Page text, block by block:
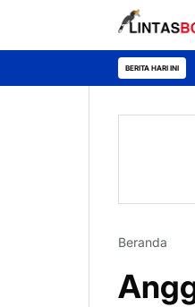
BERITA HARI INI
Beranda